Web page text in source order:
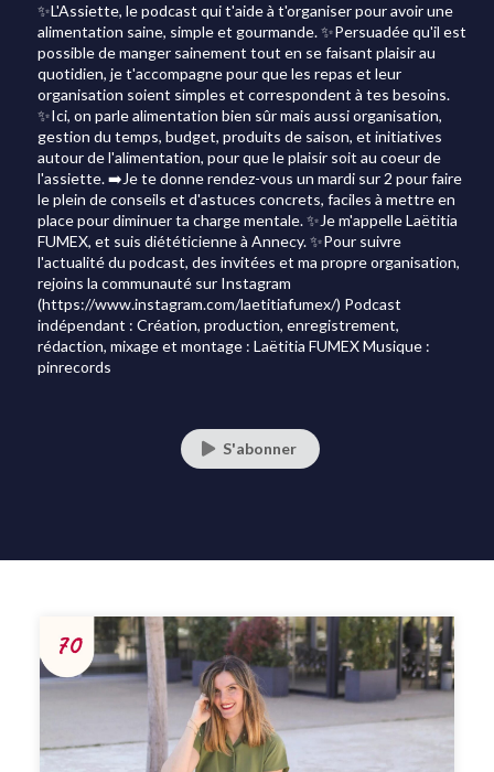
✨L'Assiette, le podcast qui t'aide à t'organiser pour avoir une
alimentation saine, simple et gourmande. ✨Persuadée qu'il est
possible de manger sainement tout en se faisant plaisir au
quotidien, je t'accompagne pour que les repas et leur
organisation soient simples et correspondent à tes besoins.
✨Ici, on parle alimentation bien sûr mais aussi organisation,
gestion du temps, budget, produits de saison, et initiatives
autour de l'alimentation, pour que le plaisir soit au coeur de
l'assiette. ➡️Je te donne rendez-vous un mardi sur 2 pour faire
le plein de conseils et d'astuces concrets, faciles à mettre en
place pour diminuer ta charge mentale. ✨Je m'appelle Laëtitia
FUMEX, et suis diététicienne à Annecy. ✨Pour suivre
l'actualité du podcast, des invitées et ma propre organisation,
rejoins la communauté sur Instagram
(https://www.instagram.com/laetitiafumex/) Podcast
indépendant : Création, production, enregistrement,
rédaction, mixage et montage : Laëtitia FUMEX Musique :
pinrecords
S'abonner